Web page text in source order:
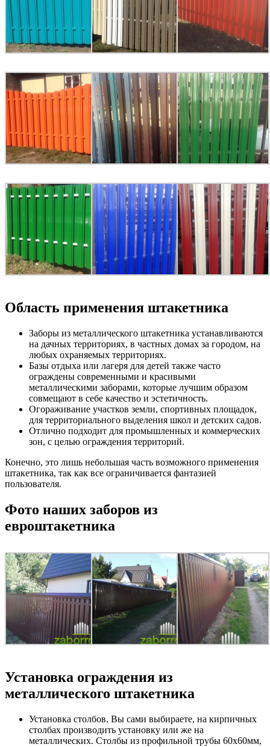
Область применения штакетника
Заборы из металлического штакетника устанавливаются
на дачных территориях, в частных домах за городом, на
любых охраняемых территориях.
Базы отдыха или лагеря для детей также часто
ограждены современными и красивыми
металлическими заборами, которые лучшим образом
совмещают в себе качество и эстетичность.
Огораживание участков земли, спортивных площадок,
для территориального выделения школ и детских садов.
Отлично подходит для промышленных и коммерческих
зон, с целью ограждения территорий.
Конечно, это лишь небольшая часть возможного применения
штакетника, так как все ограничивается фантазией
пользователя.
Фото наших заборов из
евроштакетника
Установка ограждения из
металлического штакетника
Установка столбов. Вы сами выбираете, на кирпичных
столбах производить установку или же на
металлических. Столбы из профильной трубы 60х60мм,